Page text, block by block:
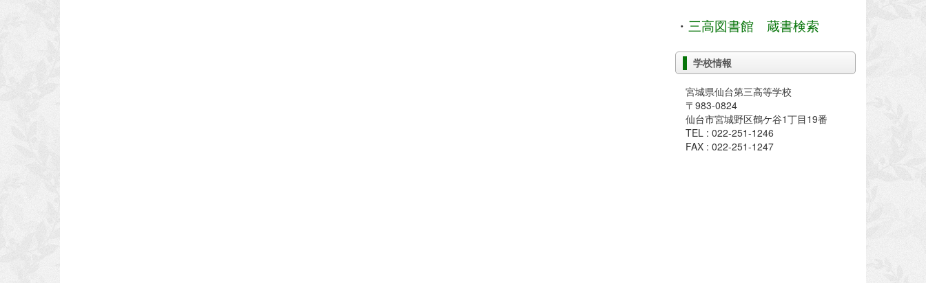
・ 三高図書館 蔵書検索
学校情報
宮城県仙台第三高等学校
〒983-0824
仙台市宮城野区鶴ケ谷1丁目19番
TEL : 022-251-1246
FAX : 022-251-1247